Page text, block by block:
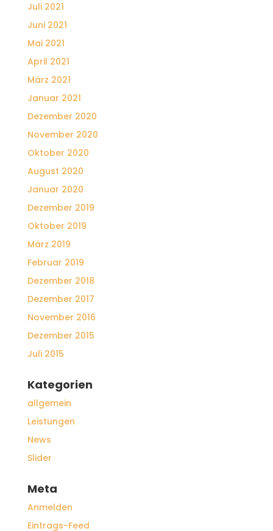
Juli 2021
Juni 2021
Mai 2021
April 2021
März 2021
Januar 2021
Dezember 2020
November 2020
Oktober 2020
August 2020
Januar 2020
Dezember 2019
Oktober 2019
März 2019
Februar 2019
Dezember 2018
Dezember 2017
November 2016
Dezember 2015
Juli 2015
Kategorien
allgemein
Leistungen
News
Slider
Meta
Anmelden
Eintrags-Feed